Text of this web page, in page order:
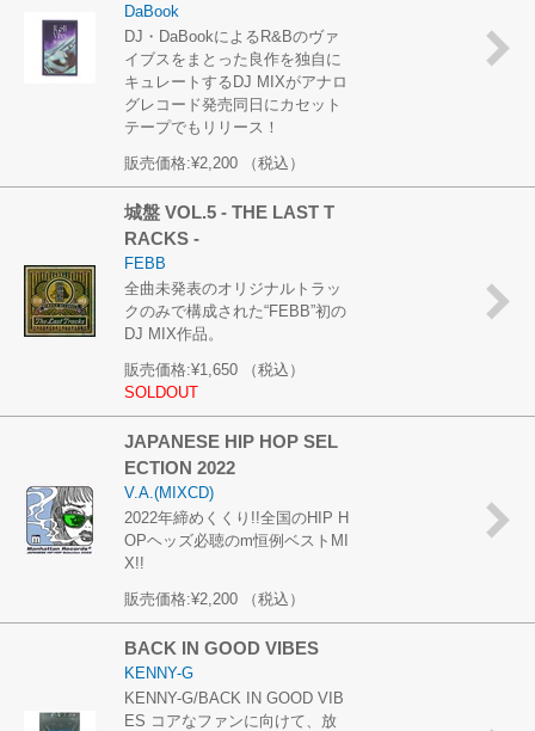
DaBook
DJ・DaBookによるR&Bのヴァ
イブスをまとった良作を独自に
キュレートするDJ MIXがアナロ
グレコード発売同日にカセット
テープでもリリース！
販売価格:¥2,200 （税込）
城盤 VOL.5 - THE LAST T
RACKS -
FEBB
全曲未発表のオリジナルトラッ
クのみで構成された“FEBB”初の
DJ MIX作品。
販売価格:¥1,650
（税込）
SOLDOUT
JAPANESE HIP HOP SEL
ECTION 2022
V.A.(MIXCD)
2022年締めくくり!!全国のHIP H
OPヘッズ必聴のm恒例ベストMI
X!!
販売価格:¥2,200 （税込）
BACK IN GOOD VIBES
KENNY-G
KENNY-G/BACK IN GOOD VIB
ES コアなファンに向けて、放